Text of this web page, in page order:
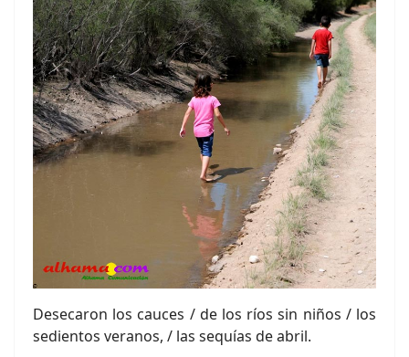
Desecaron los cauces / de los ríos sin niños / los
sedientos veranos, / las sequías de abril.